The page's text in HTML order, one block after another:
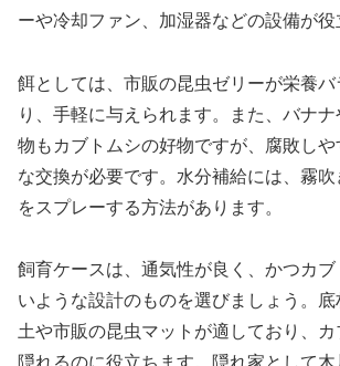
ーや冷却ファン、加湿器などの設備が役
餌としては、市販の昆虫ゼリーが栄養
り、手軽に与えられます。また、バナ
物もカブトムシの好物ですが、腐敗し
な交換が必要です。水分補給には、霧
をスプレーする方法があります。
飼育ケースは、通気性が良く、かつカ
いような設計のものを選びましょう。
土や市販の昆虫マットが適しており、